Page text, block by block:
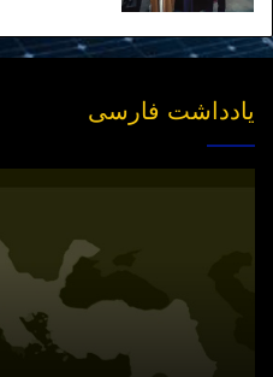
یادداشت فارسی